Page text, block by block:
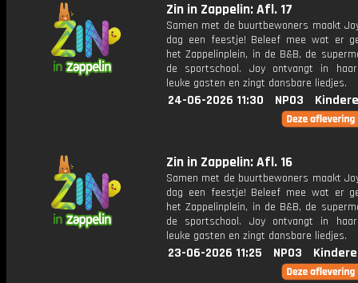
Zin in Zappelin: Afl. 17
Samen met de buurtbewoners maakt
dag een feestje! Beleef mee wat er
het Zappelinplein, in de B&B, de
de sportschool. Joy ontvangt in
leuke gasten en zingt dansbare liedjes.
24-06-2026 11:30 NPO3
Zin in Zappelin: Afl. 16
Samen met de buurtbewoners maakt
dag een feestje! Beleef mee wat er
het Zappelinplein, in de B&B, de
de sportschool. Joy ontvangt in
leuke gasten en zingt dansbare liedjes.
23-06-2026 11:25 NPO3